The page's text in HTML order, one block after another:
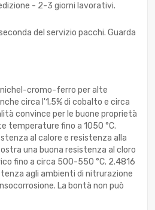
- 2-3 giorni lavorativi.
del servizio pacchi. Guarda
nichel-cromo-ferro per alte
circa l'1,5% di cobalto e circa
convince per le buone proprietà
temperature fino a 1050 °C.
al calore e resistenza alla
una buona resistenza al cloro
fino a circa 500-550 °C. 2.4816
agli ambienti di nitrurazione
La bontà non può